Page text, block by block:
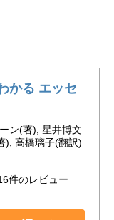
かる エッセ
ン(著), 星井博文
), 高橋璃子(翻訳)
件のレビュー